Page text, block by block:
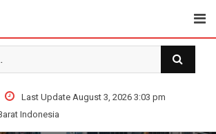
Last Update August 3, 2026 3:03 pm
Indonesia